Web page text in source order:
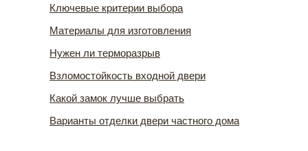
Ключевые критерии выбора
Материалы для изготовления
Нужен ли терморазрыв
Взломостойкость входной двери
Какой замок лучше выбрать
Варианты отделки двери частного дома